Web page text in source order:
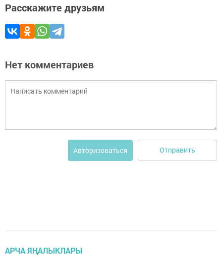
Расскажите друзьям
Нет комментариев
Авторизоваться Отправить
АРЧА ЯҢАЛЫКЛАРЫ